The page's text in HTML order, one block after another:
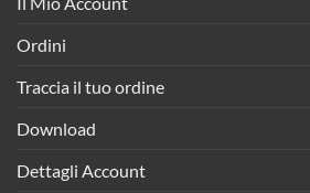
Ordini
Traccia il tuo ordine
Download
Dettagli Account